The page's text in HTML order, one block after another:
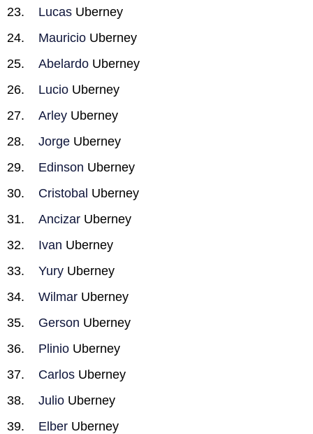
Lucas Uberney
Mauricio Uberney
Abelardo Uberney
Lucio Uberney
Arley Uberney
Jorge Uberney
Edinson Uberney
Cristobal Uberney
Ancizar Uberney
Ivan Uberney
Yury Uberney
Wilmar Uberney
Gerson Uberney
Plinio Uberney
Carlos Uberney
Julio Uberney
Elber Uberney